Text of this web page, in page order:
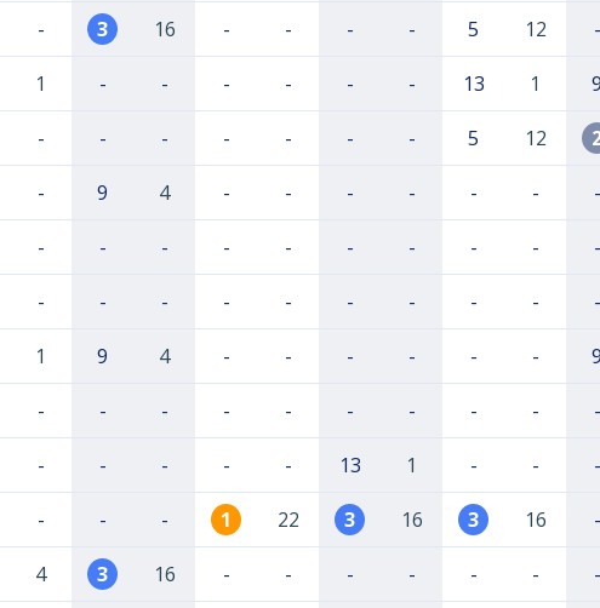
- 3 16 - - - - 5 12 -
1 - - - - - - 13 1
- - - - - - - 5 12
- 9 4 - - - - - - -
- - - - - - - - - -
- - - - - - - - - -
1 9 4 - - - - - -
- - - - - - - - - -
- - - - - 13 1 - - -
- - - 1 22 3 16 3 16 -
4 3 16 - - - - - - -